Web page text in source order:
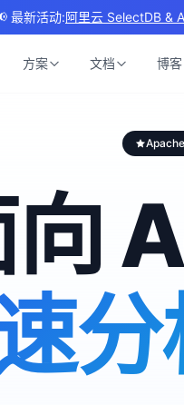
Summit 2026 | Powering
方案 文档 博客